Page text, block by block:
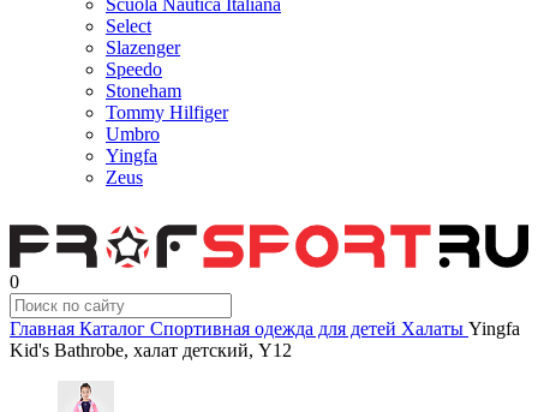
Select
Slazenger
Speedo
Stoneham
Tommy Hilfiger
Umbro
Yingfa
Zeus
0
Главная Каталог Спортивная одежда для детей Халаты Yingfa
Kid's Bathrobe, халат детский, Y12